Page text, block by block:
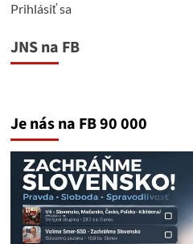
Prihlásiť sa
JNS na FB
Je nás na FB 90 000